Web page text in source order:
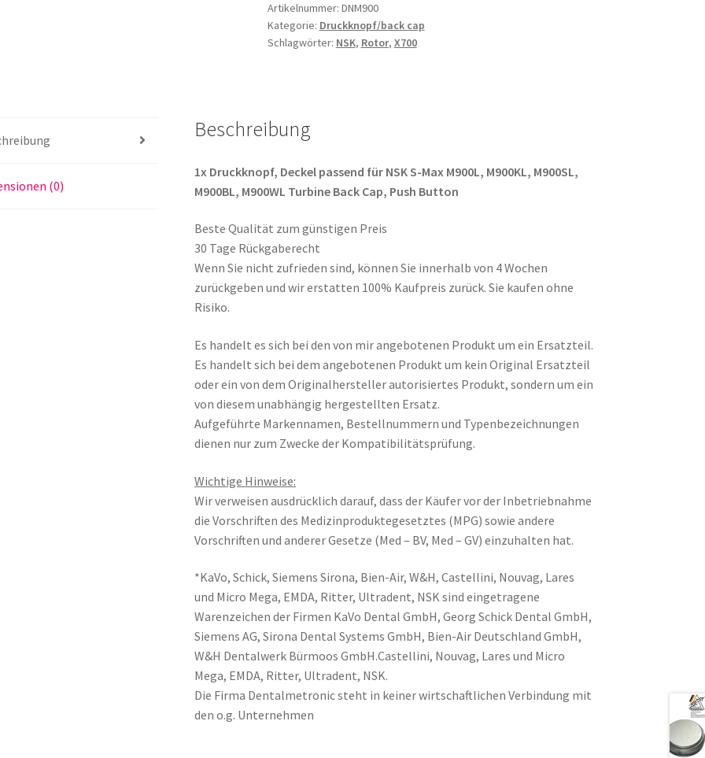
S-
Max
M900L,
M900WL
Back
Cap,
Button
Menge
Artikelnummer: DNM900
Kategorie: Druckknopf/back cap
Schlagwörter: NSK, Rotor, X700
(0)
Beschreibung
1x Druckknopf, Deckel passend für NSK S-Max M900L, M900KL, M900SL,
M900BL, M900WL Turbine Back Cap, Push Button
Beste Qualität zum günstigen Preis
30 Tage Rückgaberecht
Wenn Sie nicht zufrieden sind, können Sie innerhalb von 4 Wochen
zurückgeben und wir erstatten 100% Kaufpreis zurück. Sie kaufen ohne
Risiko.
Es handelt es sich bei den von mir angebotenen Produkt um ein Ersatzteil.
Es handelt sich bei dem angebotenen Produkt um kein Original Ersatzteil
oder ein von dem Originalhersteller autorisiertes Produkt, sondern um ein
von diesem unabhängig hergestellten Ersatz.
Aufgeführte Markennamen, Bestellnummern und Typenbezeichnungen
dienen nur zum Zwecke der Kompatibilitätsprüfung.
Wichtige Hinweise:
Wir verweisen ausdrücklich darauf, dass der Käufer vor der Inbetriebnahme
die Vorschriften des Medizinproduktegesetztes (MPG) sowie andere
Vorschriften und anderer Gesetze (Med – BV, Med – GV) einzuhalten hat.
*KaVo, Schick, Siemens Sirona, Bien-Air, W&H, Castellini, Nouvag, Lares
und Micro Mega, EMDA, Ritter, Ultradent, NSK sind eingetragene
Warenzeichen der Firmen KaVo Dental GmbH, Georg Schick Dental GmbH,
Siemens AG, Sirona Dental Systems GmbH, Bien-Air Deutschland GmbH,
W&H Dentalwerk Bürmoos GmbH.Castellini, Nouvag, Lares und Micro
Mega, EMDA, Ritter, Ultradent, NSK.
Die Firma Dentalmetronic steht in keiner wirtschaftlichen Verbindung mit
den o.g. Unternehmen